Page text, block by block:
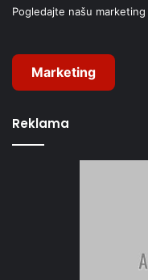
Pogledajte našu
Marketing
Reklama